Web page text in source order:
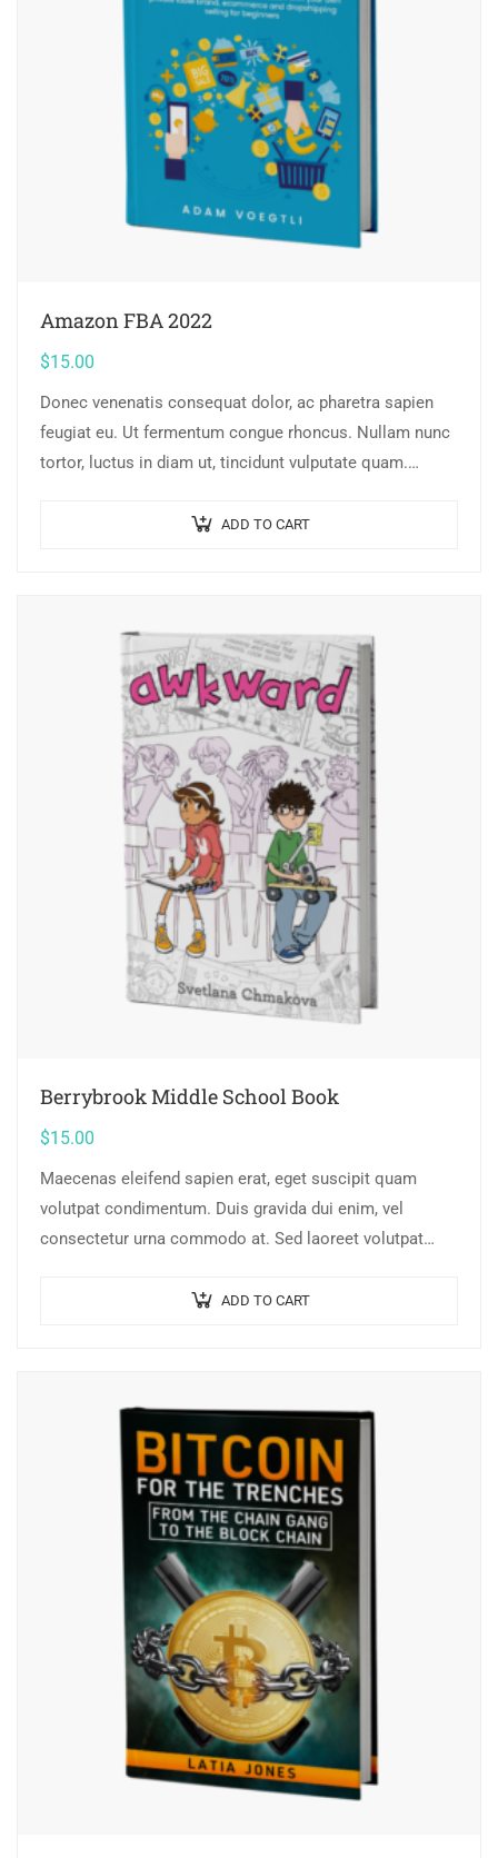
Amazon FBA 2022
$15.00
Donec venenatis consequat dolor, ac pharetra sapien
feugiat eu. Ut fermentum congue rhoncus. Nullam nunc
tortor, luctus in diam ut, tincidunt vulputate quam.
ADD TO CART
Berrybrook Middle School Book
$15.00
Maecenas eleifend sapien erat, eget suscipit quam
volutpat condimentum. Duis gravida dui enim, vel
consectetur urna commodo at. Sed laoreet volutpat
ADD TO CART